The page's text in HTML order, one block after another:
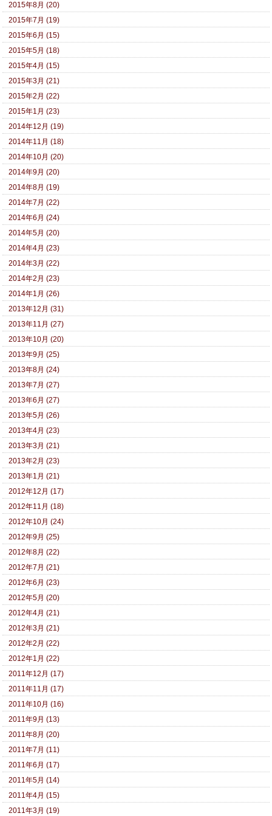
2015年8月 (20)
2015年7月 (19)
2015年6月 (15)
2015年5月 (18)
2015年4月 (15)
2015年3月 (21)
2015年2月 (22)
2015年1月 (23)
2014年12月 (19)
2014年11月 (18)
2014年10月 (20)
2014年9月 (20)
2014年8月 (19)
2014年7月 (22)
2014年6月 (24)
2014年5月 (20)
2014年4月 (23)
2014年3月 (22)
2014年2月 (23)
2014年1月 (26)
2013年12月 (31)
2013年11月 (27)
2013年10月 (20)
2013年9月 (25)
2013年8月 (24)
2013年7月 (27)
2013年6月 (27)
2013年5月 (26)
2013年4月 (23)
2013年3月 (21)
2013年2月 (23)
2013年1月 (21)
2012年12月 (17)
2012年11月 (18)
2012年10月 (24)
2012年9月 (25)
2012年8月 (22)
2012年7月 (21)
2012年6月 (23)
2012年5月 (20)
2012年4月 (21)
2012年3月 (21)
2012年2月 (22)
2012年1月 (22)
2011年12月 (17)
2011年11月 (17)
2011年10月 (16)
2011年9月 (13)
2011年8月 (20)
2011年7月 (11)
2011年6月 (17)
2011年5月 (14)
2011年4月 (15)
2011年3月 (19)